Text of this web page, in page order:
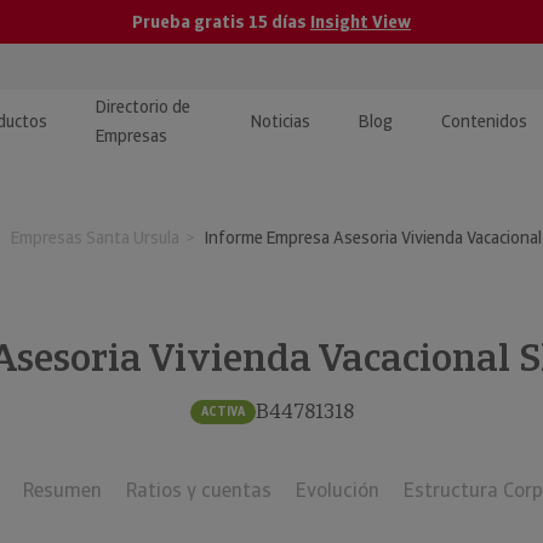
Prueba gratis 15 días Insight View
y ERP
· Recuperación de
Directorio de
Empresas
Noticias Blog Contenidos
y tutoriales
Investigada
Empresas Santa Ursula Informe Empresa Asesoria Vivienda Vacacional
Vivienda Vacacional
ACTIVA B44781318
Resumen Ratios y cuentas Evolución Estructura